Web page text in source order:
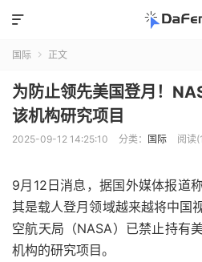

国际  正文
为防止领先美国登月！
该机构研究项目
2025-09-12 14:25:10 分类： 国际 阅读
9月12日消息，据国外媒体报道
其是载人登月领域越来越将中国
空航天局（NASA）已禁止持有
机构的研究项目。